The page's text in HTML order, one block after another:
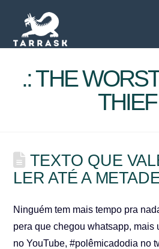
.: THE
TEXTO QUE
LER ATÉ A
Ninguém tem mais tempo pra
pera que chegou whatsapp, mais
no YouTube, #polêmicadodia no